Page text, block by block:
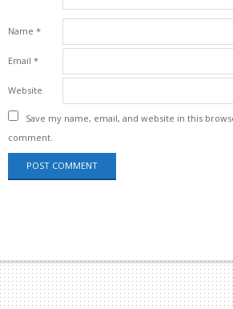
Name *
Email *
Website
Save my name, email, and website in this
comment.